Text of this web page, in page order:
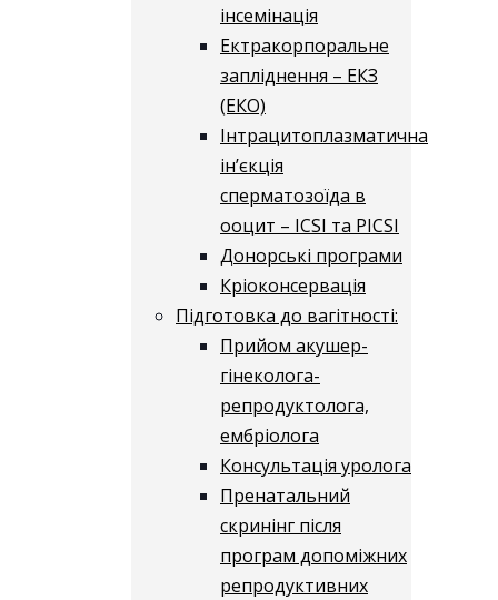
інсемінація
Ектракорпоральне
запліднення – ЕКЗ
(ЕКО)
Інтрацитоплазматична
ін’єкція
сперматозоїда в
ооцит – ICSI та PICSI
Донорські програми
Кріоконсервація
Підготовка до вагітності:
Прийом акушер-
гінеколога-
репродуктолога,
ембріолога
Консультація уролога
Пренатальний
скринінг після
програм допоміжних
репродуктивних